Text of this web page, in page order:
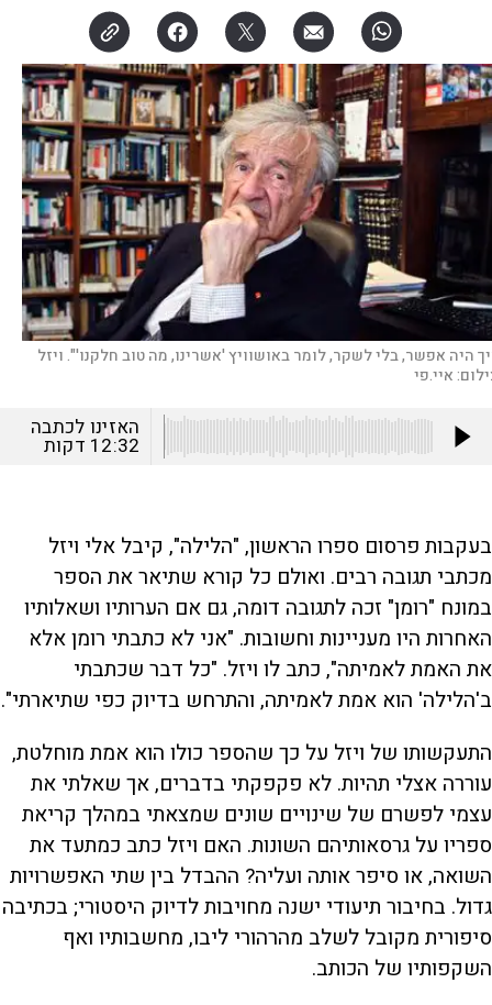
היה אפשר, בלי לשקר, לומר באושוויץ 'אשרינו, מה טוב חלקנו'". ויזל
איי.פי
האזינו לכתבה
12:32 דקות
בעקבות פרסום ספרו הראשון, "הלילה", קיבל אלי ויזל
מכתבי תגובה רבים. ואולם כל קורא שתיאר את הספר
במונח "רומן" זכה לתגובה דומה, גם אם הערותיו ושאלותיו
האחרות היו מעניינות וחשובות. "אני לא כתבתי רומן אלא
את האמת לאמיתה", כתב לו ויזל. "כל דבר שכתבתי
ב'הלילה' הוא אמת לאמיתה, והתרחש בדיוק כפי שתיארתי".
התעקשותו של ויזל על כך שהספר כולו הוא אמת מוחלטת,
עוררה אצלי תהיות. לא פקפקתי בדברים, אך שאלתי את
עצמי לפשרם של שינויים שונים שמצאתי במהלך קריאת
ספריו על גרסאותיהם השונות. האם ויזל כתב כמתעד את
השואה, או סיפר אותה ועליה? ההבדל בין שתי האפשרויות
גדול. בחיבור תיעודי ישנה מחויבות לדיוק היסטורי; בכתיבה
סיפורית מקובל לשלב מהרהורי ליבו, מחשבותיו ואף
השקפותיו של הכותב.